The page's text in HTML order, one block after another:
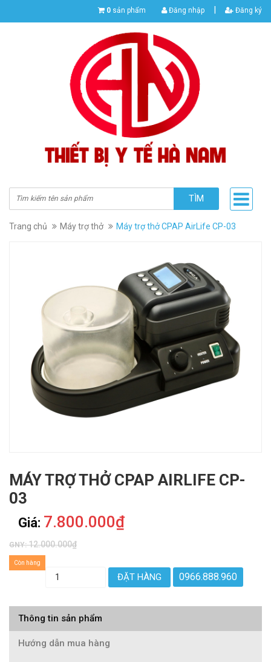
0 sản phẩm Đăng nhập | Đăng ký
TÌM
Trang chủ Máy trợ thở Máy trợ thở CPAP AirLife CP-03
MÁY TRỢ THỞ CPAP AIRLIFE CP-
03
Giá: 7.800.000₫
GNY:12.000.000₫
Còn hàng
ĐẶT HÀNG 0966.888.960
Thông tin sản phẩm
Hướng dẫn mua hàng